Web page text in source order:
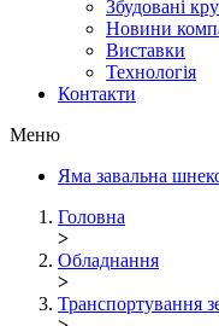
Збудовані
Новини
Виставки
Технологія
Контакти
Меню
Яма завальна
Головна
>
Обладнання
>
Транспортування